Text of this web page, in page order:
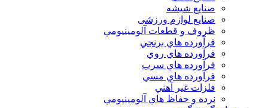
صنایع شیشه
صنایع لوازم ورزشی
ظروف و قطعات آلومينيومي
فرآورده هاي برنجي
فرآورده هاي روي
فرآورده هاي سرب
فرآورده هاي مسي
فلزات غير آهني
نرده و حفاظ هاي آلومينيومي